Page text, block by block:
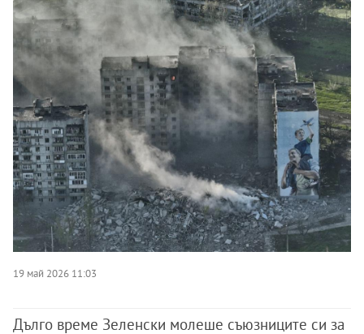
19 май 2026 11:03
Дълго време Зеленски молеше съюзниците си за